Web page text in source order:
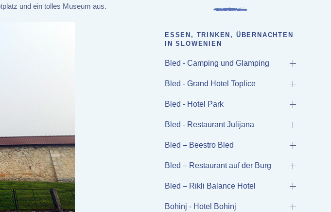
und ein tolles Museum aus.
ESSEN, TRINKEN, ÜBERNACHTEN
IN SLOWENIEN
Bled - Camping und Glamping
Bled - Grand Hotel Toplice
Bled - Hotel Park
Bled - Restaurant Julijana
Bled – Beestro Bled
Bled – Restaurant auf der Burg
Bled – Rikli Balance Hotel
Bohinj - Hotel Bohinj